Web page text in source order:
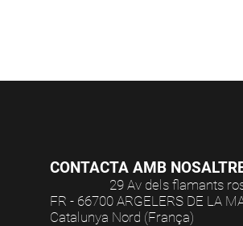
CONTACTA AMB
29 Av dels flamants
FR - 66700 ARGELERS DE LA
Catalunya Nord (França)